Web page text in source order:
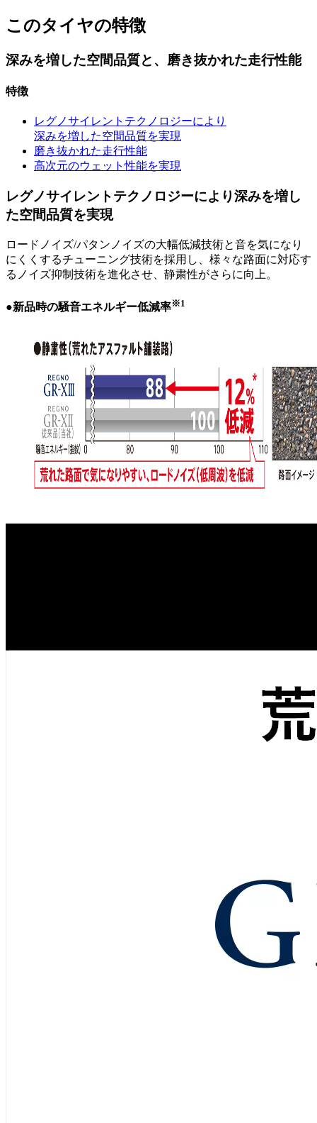
このタイヤの特徴
深みを増した空間品質と、 磨き抜かれた走行性能
特徴
レグノサイレントテクノロジーにより
深みを増した空間品質を実現
磨き抜かれた走行性能
高次元のウェット性能を実現
レグノサイレントテクノロジーにより深みを増し
た空間品質を実現
ロードノイズ/パタンノイズの大幅低減技術と音を気になり
にくくするチューニング技術を採用し、様々な路面に対応す
るノイズ抑制技術を進化させ、静粛性がさらに向上。
●新品時の騒音エネルギー低減率※1